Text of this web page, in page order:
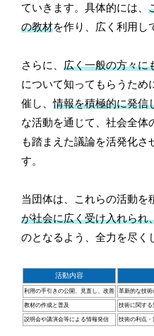
ていきます。具体的には、
の教材を作り、広く利用し
さらに、広く一般の方々に
について知ってもらうため
催し、情報を積極的に発信
な活動を通じて、社会全体
も踏まえた議論を活発化さ
す。
当団体は、これらの活動を
が社会に広く受け入れられ
のとなるよう、全力を尽く
活動内容
利用の手引きの公開、見直し、改善 革新的な技術
教材の作成と普及 技術に関す
説明会や講演会等による情報発信 技術の利点・